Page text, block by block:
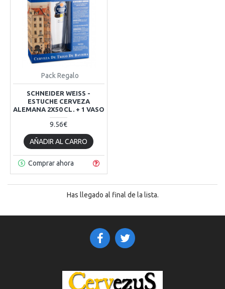
Pack Regalo
SCHNEIDER WEISS -
ESTUCHE CERVEZA
ALEMANA 2X50 CL. + 1 VASO
9.56€
AÑADIR AL CARRO
Comprar ahora
Has llegado al final de la lista.